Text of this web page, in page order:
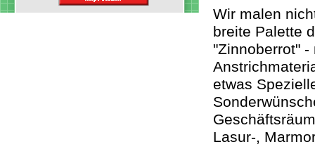
Wir malen
breite Palette
"Zinnoberrot"
etwas
Lasur-,